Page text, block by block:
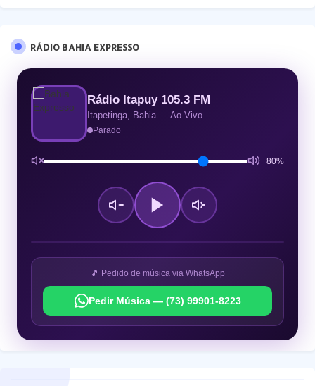
RÁDIO BAHIA EXPRESSO
Rádio Itapuy 105.3 FM
Itapetinga, Bahia — Ao Vivo
Parado
80%
🎵 Pedido de música via WhatsApp
Pedir Música — (73) 99901-8223